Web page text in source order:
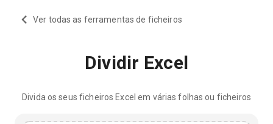
Ver todas as ferramentas de ficheiros
Dividir Excel
Divida os seus ficheiros Excel em várias folhas ou ficheiros